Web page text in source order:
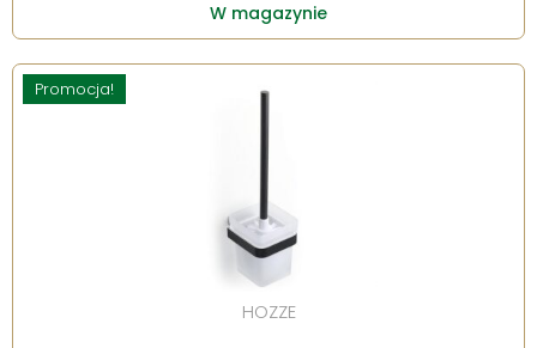
W magazynie
Promocja!
HOZZE